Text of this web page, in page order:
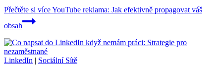
Přečtěte si víceYouTube reklama: Jak efektivně propagovat váš
obsah
LinkedIn | Sociální Sítě